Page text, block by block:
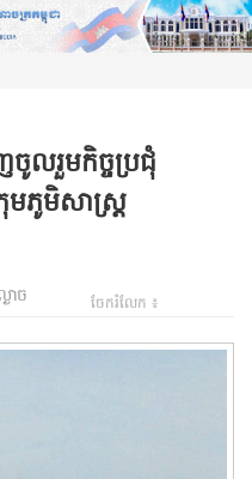
លរួមកិច្ចប្រជុំ
ភូមិសាស្ត្រ
ាច ចែករំលែក ៖